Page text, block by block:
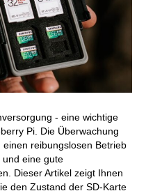
- eine wichtige
Pi. Die Überwachung
reibungslosen Betrieb
und eine gute
Dieser Artikel zeigt Ihnen
den Zustand der SD-Karte